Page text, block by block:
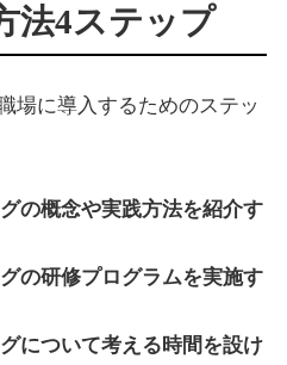
法4ステップ
場に導入するためのステッ
の概念や実践方法を紹介す
の研修プログラムを実施す
について考える時間を設け